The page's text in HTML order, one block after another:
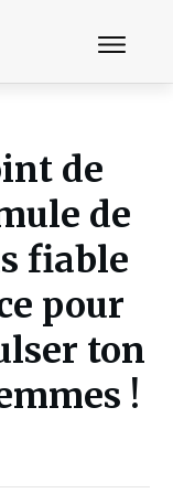
de
de
fiable
pour
ton
!